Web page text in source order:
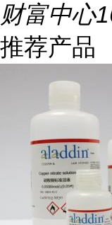
财富中心
推荐产品